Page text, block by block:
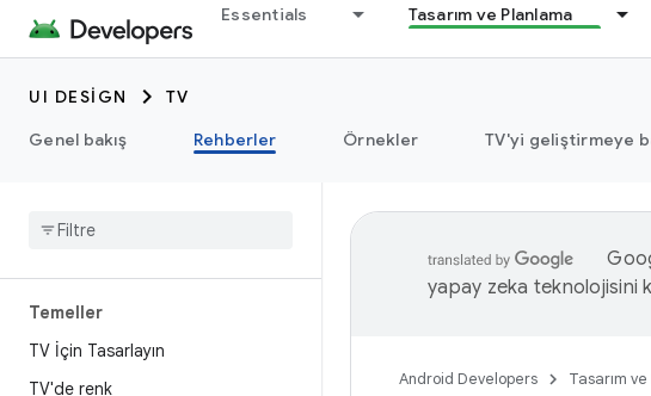
Essentials Tasarım ve Planlama
UI DESIGN
TV
Genel bakış
Rehberler Örnekler TV'yi geliştirmeye
Temeller
TV İçin Tasarlayın
TV'de renk
yapay zeka teknolojisini
Android Developers Tasarım